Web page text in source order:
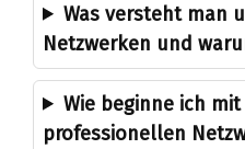
Was versteht man
Netzwerken und
Wie beginne ich
professionellen